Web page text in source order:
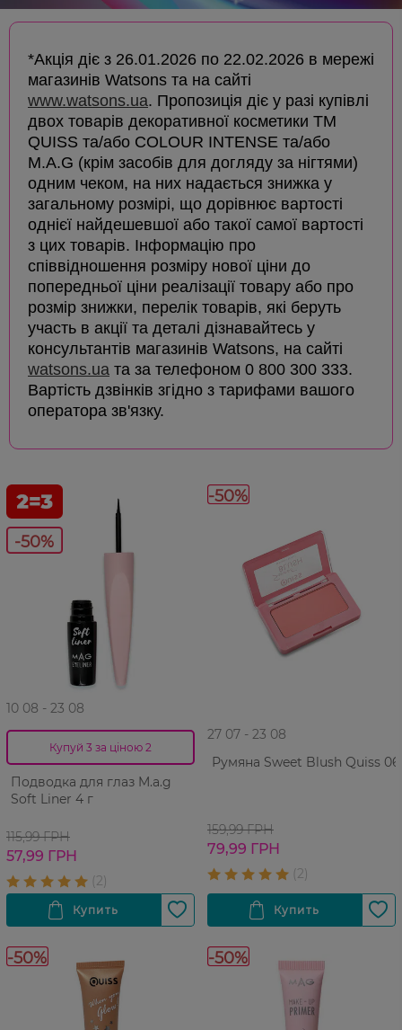
*Акція діє з 26.01.2026 по 22.02.2026 в мережі
магазинів Watsons та на сайті
www.watsons.ua. Пропозиція діє у разі купівлі
двох товарів декоративної косметики ТМ
QUISS та/або COLOUR INTENSE та/або
M.A.G (крім засобів для догляду за нігтями)
одним чеком, на них надається знижка у
загальному розмірі, що дорівнює вартості
однієї найдешевшої або такої самої вартості
з цих товарів. Інформацію про
співвідношення розміру нової ціни до
попередньої ціни реалізації товару або про
розмір знижки, перелік товарів, які беруть
участь в акції та деталі дізнавайтесь у
консультантів магазинів Watsons, на сайті
watsons.ua та за телефоном 0 800 300 333.
Вартість дзвінків згідно з тарифами вашого
оператора зв'язку.
-50%
10 08 - 23 08
Купуй 3 за ціною 2
Подводка для глаз M.a.g
Soft Liner 4 г
115,99 ГРН
57,99 ГРН
-50%
27 07 - 23 08
Румяна Sweet Blush Quiss 06
159,99 ГРН
79,99 ГРН
-50% -50%